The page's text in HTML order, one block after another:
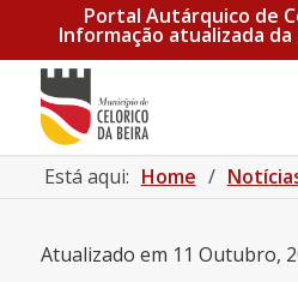
Portal Autárquico de
Informação atualizada
Está aqui: Home /
Atualizado em 11 Outubro,